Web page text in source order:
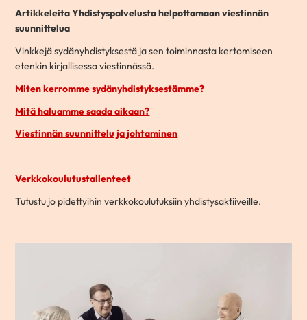
Artikkeleita Yhdistyspalvelusta helpottamaan viestinnän
suunnittelua
Vinkkejä sydänyhdistyksestä ja sen toiminnasta kertomiseen
etenkin kirjallisessa viestinnässä.
Miten kerromme sydänyhdistyksestämme?
Mitä haluamme saada aikaan?
Viestinnän suunnittelu ja johtaminen
Verkkokoulutustallenteet
Tutustu jo pidettyihin verkkokoulutuksiin yhdistysaktiiveille.